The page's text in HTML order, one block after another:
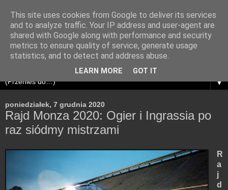
▼
poniedziałek, 7 grudnia 2020
Rajd Monza 2020: Ogier i Ingrassia po
raz siódmy mistrzami
R
a
j
d
This site uses cookies from Google to deliver its services
and to analyze traffic. Your IP address and user-agent are
shared with Google along with performance and security
metrics to ensure quality of service, generate usage
statistics, and to detect and address abuse.
LEARN MORE GOT IT